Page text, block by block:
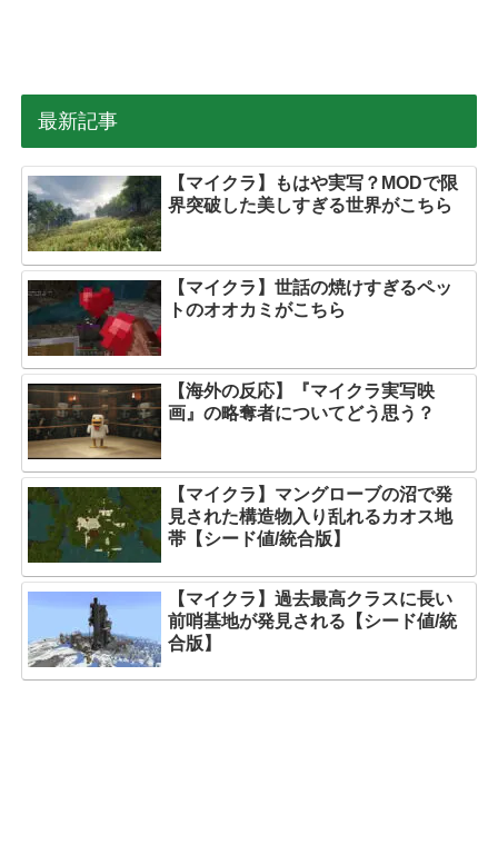
最新記事
【マイクラ】もはや実写？MODで限
界突破した美しすぎる世界がこちら
【マイクラ】世話の焼けすぎるペッ
トのオオカミがこちら
【海外の反応】『マイクラ実写映
画』の略奪者についてどう思う？
【マイクラ】マングローブの沼で発
見された構造物入り乱れるカオス地
帯【シード値/統合版】
【マイクラ】過去最高クラスに長い
前哨基地が発見される【シード値/統
合版】